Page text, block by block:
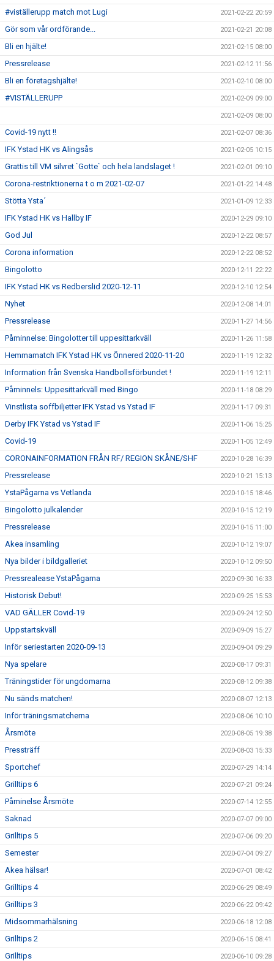
#viställerupp match mot Lugi 2021-02-22 20:59
Gör som vår ordförande... 2021-02-21 20:08
Bli en hjälte! 2021-02-15 08:00
Pressrelease 2021-02-12 11:56
Bli en företagshjälte! 2021-02-10 08:00
#VISTÄLLERUPP 2021-02-09 09:00
2021-02-09 08:00
Covid-19 nytt !! 2021-02-07 08:36
IFK Ystad HK vs Alingsås 2021-02-05 10:15
Grattis till VM silvret `Gotte` och hela landslaget ! 2021-02-01 09:10
Corona-restriktionerna t o m 2021-02-07 2021-01-22 14:48
Stötta Ysta´ 2021-01-09 12:33
IFK Ystad HK vs Hallby IF 2020-12-29 09:10
God Jul 2020-12-22 08:57
Corona information 2020-12-22 08:52
Bingolotto 2020-12-11 22:22
IFK Ystad HK vs Redberslid 2020-12-11 2020-12-10 12:54
Nyhet 2020-12-08 14:01
Pressrelease 2020-11-27 14:56
Påminnelse: Bingolotter till uppesittarkväll 2020-11-26 11:58
Hemmamatch IFK Ystad HK vs Önnered 2020-11-20 2020-11-19 12:32
Information från Svenska Handbollsförbundet ! 2020-11-19 12:11
Påminnels: Uppesittarkväll med Bingo 2020-11-18 08:29
Vinstlista soffbiljetter IFK Ystad vs Ystad IF 2020-11-17 09:31
Derby IFK Ystad vs Ystad IF 2020-11-06 15:25
Covid-19 2020-11-05 12:49
CORONAINFORMATION FRÅN RF/ REGION SKÅNE/SHF 2020-10-28 16:39
Pressrelease 2020-10-21 15:13
YstaPågarna vs Vetlanda 2020-10-15 18:46
Bingolotto julkalender 2020-10-15 12:19
Pressrelease 2020-10-15 11:00
Akea insamling 2020-10-12 19:07
Nya bilder i bildgalleriet 2020-10-12 09:50
Pressrealease YstaPågarna 2020-09-30 16:33
Historisk Debut! 2020-09-25 15:53
VAD GÄLLER Covid-19 2020-09-24 12:50
Uppstartskväll 2020-09-09 15:27
Inför seriestarten 2020-09-13 2020-09-04 09:29
Nya spelare 2020-08-17 09:31
Träningstider för ungdomarna 2020-08-12 09:38
Nu sänds matchen! 2020-08-07 12:13
Inför träningsmatcherna 2020-08-06 10:10
Årsmöte 2020-08-05 19:38
Pressträff 2020-08-03 15:33
Sportchef 2020-07-29 14:14
Grilltips 6 2020-07-21 09:24
Påminelse Årsmöte 2020-07-14 12:55
Saknad 2020-07-07 09:00
Grilltips 5 2020-07-06 09:20
Semester 2020-07-04 09:27
Akea hälsar! 2020-07-01 08:42
Grilltips 4 2020-06-29 08:49
Grilltips 3 2020-06-22 09:42
Midsommarhälsning 2020-06-18 12:08
Grilltips 2 2020-06-15 08:41
Grilltips 2020-06-10 09:28